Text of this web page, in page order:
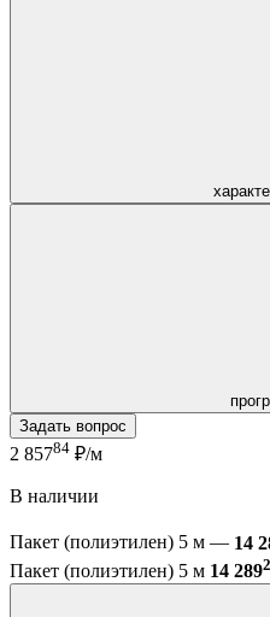
Задать вопрос
2 85784 ₽/м
В наличии
Пакет (полиэтилен) 5 м — 14
Пакет (полиэтилен) 5 м 14 289